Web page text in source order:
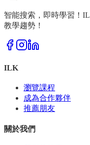
智能搜索，即時學習！
教學趨勢！
ILK
瀏覽課程
成為合作夥伴
推薦朋友
關於我們